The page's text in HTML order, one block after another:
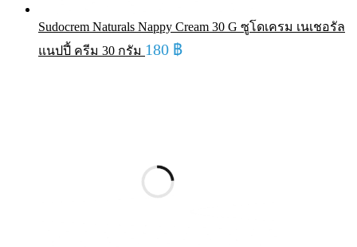
Sudocrem Naturals Nappy Cream 30 G ซูโดเครม เนเชอรัล
แนปปี้ ครีม 30 กรัม 180 ฿